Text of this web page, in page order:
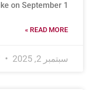
on September 1
READ MORE »
سبتمبر 2, 2025